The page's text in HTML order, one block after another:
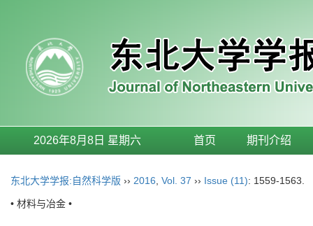
2026年8月8日 星期六 首页 期刊介绍
东北大学学报:自然科学版 ›› 2016 Vol. 37 ›› Issue (11): 1559-1563.
• 材料与冶金 •